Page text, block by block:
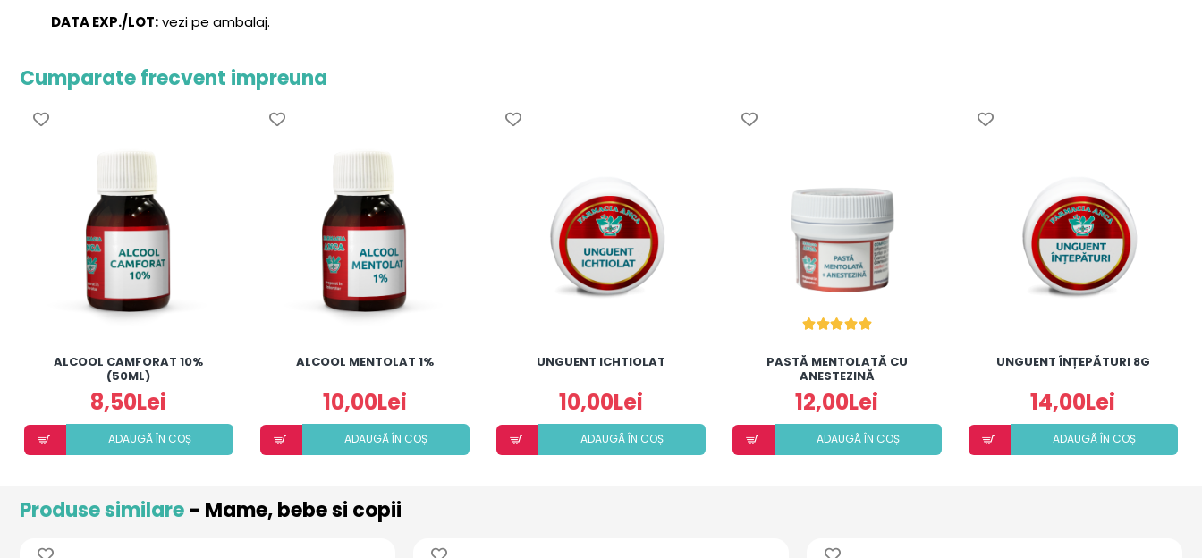
DATA EXP./LOT:vezi pe ambalaj.
Cumparate frecvent impreuna
ALCOOL CAMFORAT 10%
(50ML)
8,50Lei
ADAUGÃ ÎN COȘ
ALCOOL MENTOLAT 1%
10,00Lei
ADAUGÃ ÎN COȘ
UNGUENT ICHTIOLAT
10,00Lei
ADAUGÃ ÎN COȘ
PASTĂ MENTOLATĂ CU
ANESTEZINĂ
12,00Lei
ADAUGÃ ÎN COȘ
UNGUENT ÎNȚEPĂTURI 8G
14,00Lei
ADAUGÃ ÎN COȘ
Produse similare- Mame, bebe si copii